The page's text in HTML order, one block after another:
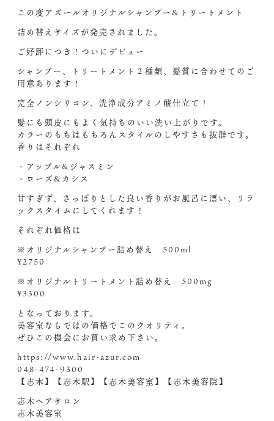
この度アズールオリジナルシャンプー&トリートメント
詰め替えサイズが発売されました。
ご好評につき！ついにデビュー︎
シャンプー、トリートメント２種類、髪質に合わせてのご
用意あります！
完全ノンシリコン、洗浄成分アミノ酸仕立て！
髪にも頭皮にもよく気持ちのいい洗い上がりです。
カラーのもちはもちろんスタイルのしやすさも抜群です。
香りはそれぞれ
・アップル&ジャスミン
・ローズ&カシス
甘すぎず、さっぱりとした良い香りがお風呂に漂い、リラ
ックスタイムにしてくれます！
それぞれ価格は
※オリジナルシャンプー詰め替え 500ml
¥2750
※オリジナルトリートメント詰め替え 500mg
¥3300
となっております。
美容室ならではの価格でこのクオリティ。
ぜひこの機会にお買い求め下さい。
https://www.hair-azur.com
048-474-9300
【志木】【志木駅】【志木美容室】【志木美容院】
志木ヘアサロン
志木美容室